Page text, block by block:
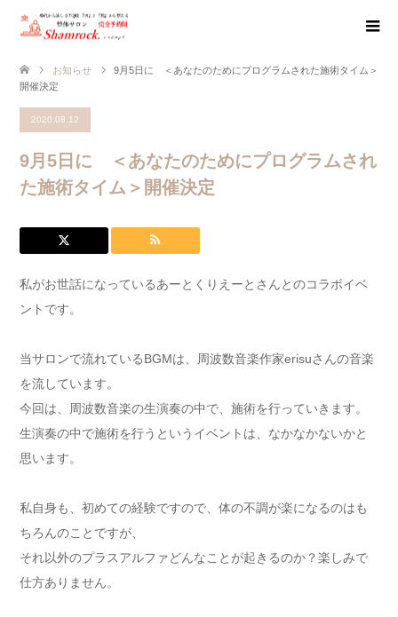
お知らせ
9月5日に ＜あなたのためにプログラムされた施術タイム＞
開催決定
2020.08.12
9月5日に ＜あなたのためにプログラムされ
た施術タイム＞開催決定
私がお世話になっているあーとくりえーとさんとのコラボイベ
ントです。
当サロンで流れているBGMは、周波数音楽作家erisuさんの音楽
を流しています。
今回は、周波数音楽の生演奏の中で、施術を行っていきます。
生演奏の中で施術を行うというイベントは、なかなかないかと
思います。
私自身も、初めての経験ですので、体の不調が楽になるのはも
ちろんのことですが、
それ以外のプラスアルファどんなことが起きるのか？楽しみで
仕方ありません。